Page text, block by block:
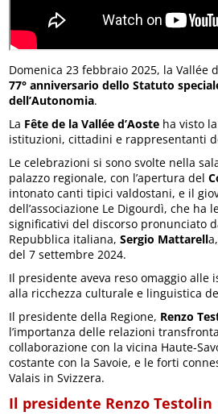
Domenica 23 febbraio 2025, la Vallée
77° anniversario dello Statuto
dell’Autonomia.
La Fête de la Vallée d’Aoste ha visto
istituzioni, cittadini e rappresentanti
Le celebrazioni si sono svolte nella
palazzo regionale, con l’apertura del
intonato canti tipici valdostani, e il
dell’associazione Le Digourdì, che ha
significativi del discorso pronunciato
Repubblica italiana,Sergio Mattarell
del 7 settembre 2024.
Il presidente aveva reso omaggio alle
alla ricchezza culturale e linguistica
Il presidente della Regione, Renzo
l’importanza delle relazioni
collaborazione con la vicina Haute-
costante con la Savoie, e le forti
Valais in Svizzera.
Il presidente Renzo Testolin